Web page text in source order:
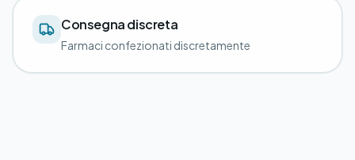
Consegna discreta
Farmaci confezionati discretamente